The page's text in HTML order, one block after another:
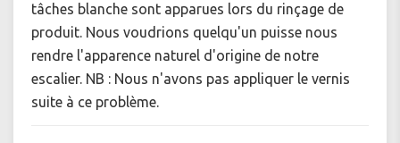
tâches blanche sont apparues lors du rinçage de
produit. Nous voudrions quelqu'un puisse nous
rendre l'apparence naturel d'origine de notre
escalier. NB : Nous n'avons pas appliquer le vernis
suite à ce problème.